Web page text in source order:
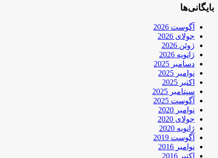
بایگانی‌ها
آگوست 2026
جولای 2026
ژوئن 2026
ژانویه 2026
دسامبر 2025
نوامبر 2025
اکتبر 2025
سپتامبر 2025
آگوست 2025
نوامبر 2020
جولای 2020
ژانویه 2020
آگوست 2019
نوامبر 2016
اکتبر 2016